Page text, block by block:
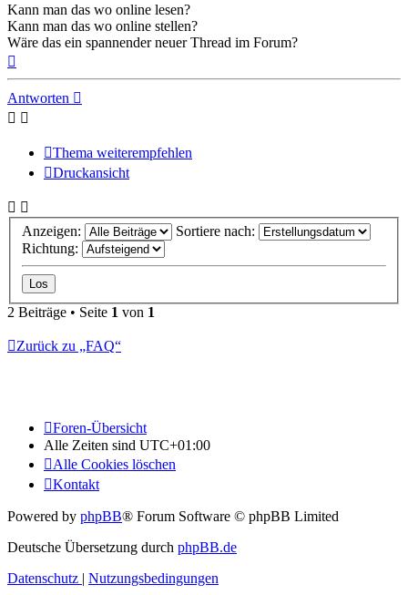
Kann man das wo online lesen?
Kann man das wo online stellen?
Wäre das ein spannender neuer Thread im Forum?
Antworten
Thema weiterempfehlen
Druckansicht
Anzeigen:
Sortiere nach:
Richtung:
2 Beiträge • Seite 1 von 1
Zurück zu „FAQ“
Foren-Übersicht
Alle Zeiten sind UTC+01:00
Alle Cookies löschen
Kontakt
Powered by phpBB® Forum Software © phpBB Limited
Deutsche Übersetzung durch phpBB.de
Datenschutz | Nutzungsbedingungen